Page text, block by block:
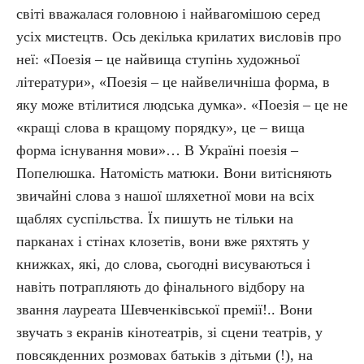
світі вважалася головною і найвагомішою серед
усіх мистецтв. Ось декілька крилатих висловів про
неї: «Поезія – це найвища ступінь художньої
літератури», «Поезія – це найвеличніша форма, в
яку може втілитися людська думка». «Поезія – це не
«кращі слова в кращому порядку», це – вища
форма існування мови»… В Україні поезія –
Попелюшка. Натомість матюки. Вони витісняють
звичайні слова з нашої шляхетної мови на всіх
щаблях суспільства. Їх пишуть не тільки на
парканах і стінах клозетів, вони вже ряхтять у
книжках, які, до слова, сьогодні висуваються і
навіть потрапляють до фінального відбору на
звання лауреата Шевченківської премії!.. Вони
звучать з екранів кінотеатрів, зі сцени театрів, у
повсякденних розмовах батьків з дітьми (!), на